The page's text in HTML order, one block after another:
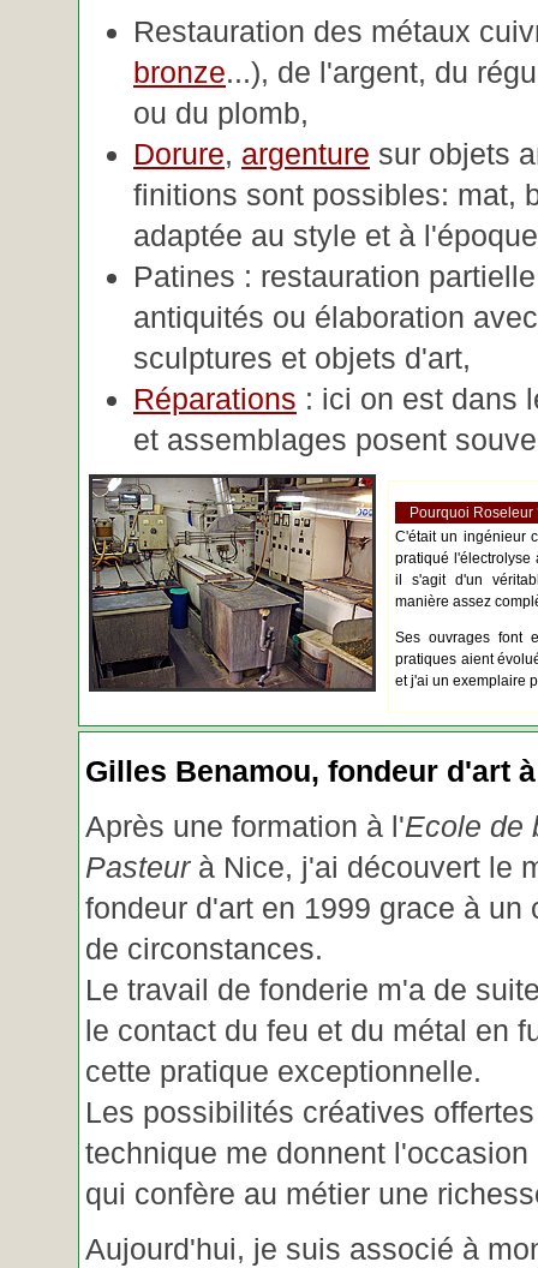
Restauration des métaux
bronze...), de l'argent, du
ou du plomb,
Dorure, argenture sur objets
finitions sont possibles: mat,
adaptée au style et à
Patines : restauration
antiquités ou élaboration
sculptures et objets d'art,
Réparations : ici on est dans
et assemblages posent
Pourquoi Roseleur
C'était un ingénieur
pratiqué l'électrolyse
il s'agit d'un
manière assez
Ses ouvrages font
pratiques aient
et j'ai un exemplaire
Gilles Benamou, fondeur d'art
Après une formation à l'Ecole de
Pasteurà Nice, j'ai découvert le
fondeur d'art en 1999 grace à un
de circonstances.
Le travail de fonderie m'a de
le contact du feu et du métal en
cette pratique exceptionnelle.
Les possibilités créatives
technique me donnent
qui confère au métier une
Aujourd'hui, je suis associé à